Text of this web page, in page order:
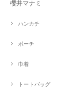
櫻井マナミ
ハンカチ
ポーチ
巾着
トートバッグ